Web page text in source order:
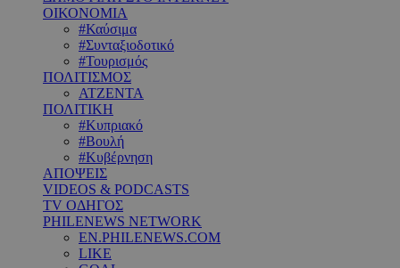
ΟΙΚΟΝΟΜΙΑ
#Καύσιμα
#Συνταξιοδοτικό
#Τουρισμός
ΠΟΛΙΤΙΣΜΟΣ
ΑΤΖΕΝΤΑ
ΠΟΛΙΤΙΚΗ
#Κυπριακό
#Βουλή
#Κυβέρνηση
ΑΠΟΨΕΙΣ
VIDEOS & PODCASTS
TV ΟΔΗΓΟΣ
PHILENEWS NETWORK
EN.PHILENEWS.COM
LIKE